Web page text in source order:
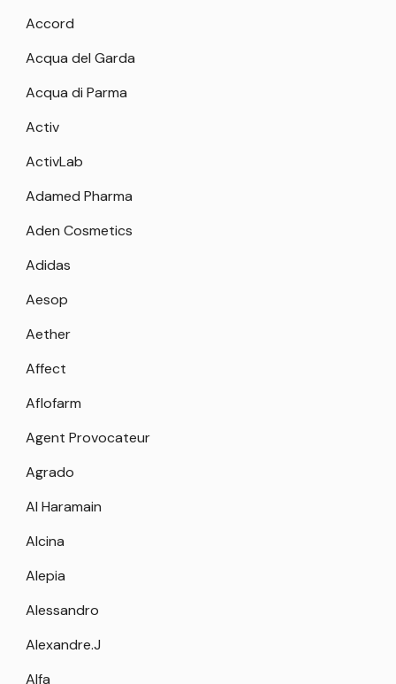
Accord
Acqua del Garda
Acqua di Parma
Activ
ActivLab
Adamed Pharma
Aden Cosmetics
Adidas
Aesop
Aether
Affect
Aflofarm
Agent Provocateur
Agrado
Al Haramain
Alcina
Alepia
Alessandro
Alexandre.J
Alfa